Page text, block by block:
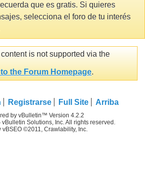
que es gratis. Si quieres
selecciona el foro de tu interés
is not supported via the
the Forum Homepage.
Registrarse Full Site Arriba
by vBulletin™ Version 4.2.2
Solutions, Inc. All rights reserved.
vBSEO ©2011, Crawlability, Inc.